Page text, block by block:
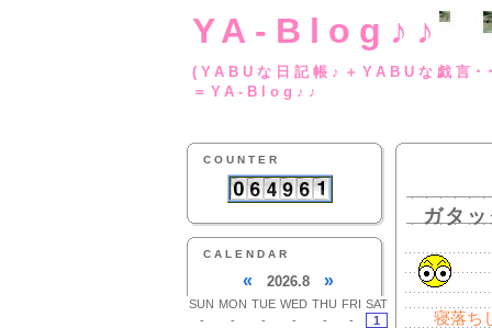
YA-Blog♪♪
(YABUな日記帳♪
＝YA-Blog♪♪
COUNTER
CALENDAR
« 2026.8 »
SUN MON TUE WED THU FRI SAT
-
- - - - -
1
ガタ
寝落ち